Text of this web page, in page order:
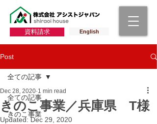
資料請求 English
Post
全ての記事
きのこ事業
全ての記事
きのこ事業／兵庫県 T様
Dec 28, 2020 1 min read
Updated:Dec 29, 2020